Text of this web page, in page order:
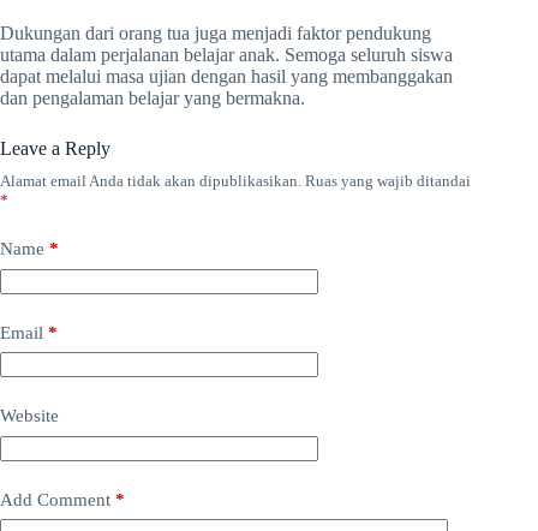
Dukungan dari orang tua juga menjadi faktor pendukung
utama dalam perjalanan belajar anak. Semoga seluruh siswa
dapat melalui masa ujian dengan hasil yang membanggakan
dan pengalaman belajar yang bermakna.
Leave a Reply
Alamat email Anda tidak akan dipublikasikan. Ruas yang wajib ditandai
*
Name *
Email *
Website
Add Comment *